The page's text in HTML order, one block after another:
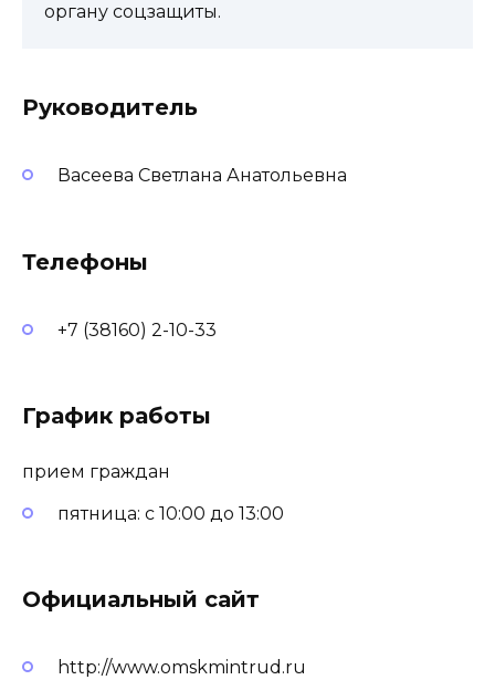
органу соцзащиты.
Руководитель
Васеева Светлана Анатольевна
Телефоны
+7 (38160) 2-10-33
График работы
прием граждан
пятница: с 10:00 до 13:00
Официальный сайт
http://www.omskmintrud.ru